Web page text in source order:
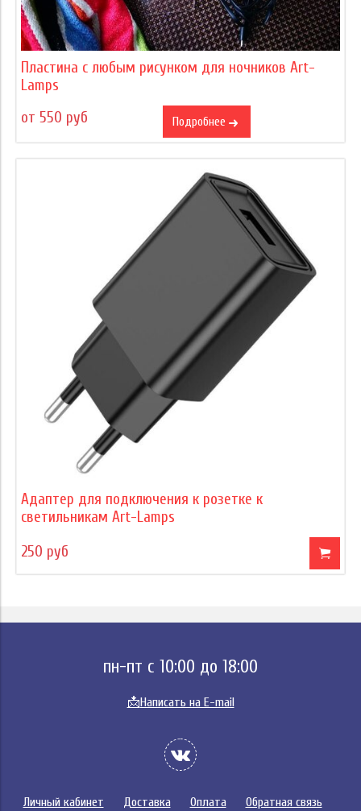
Пластина с любым рисунком для ночников Art-
Lamps
от 550 руб
Подробнее
Адаптер для подключения к розетке к
светильникам Art-Lamps
250 руб
пн-пт с 10:00 до 18:00
📩Написать на E-mail
Личный кабинет Доставка Оплата Обратная связь